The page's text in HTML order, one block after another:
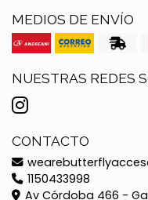
MEDIOS DE ENVÍO
NUESTRAS REDES
CONTACTO
1150433998
Av Córdoba 466 -